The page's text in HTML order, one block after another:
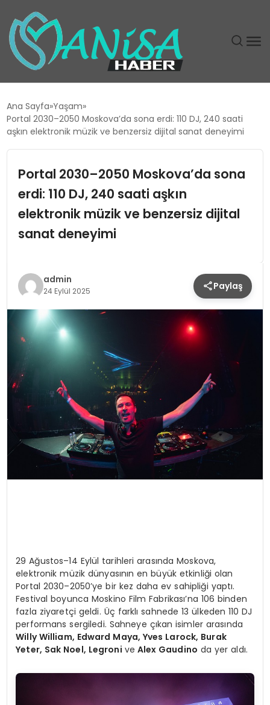
EĞITIM
GÜNDEM
MAGAZIN
SPOR
TEKNOLOJI
YAŞAM
Ana Sayfa Yaşam
Portal 2030–2050 Moskova’da sona erdi: 110 DJ, 240 saati
aşkın elektronik müzik ve benzersiz dijital sanat deneyimi
Portal 2030–2050 Moskova’da sona
erdi: 110 DJ, 240 saati aşkın
elektronik müzik ve benzersiz dijital
sanat deneyimi
admin
24 Eylül 2025 Paylaş
29 Ağustos–14 Eylül tarihleri arasında Moskova,
elektronik müzik dünyasının en büyük etkinliği olan
Portal 2030–2050’ye bir kez daha ev sahipliği yaptı.
Festival boyunca Moskino Film Fabrikası’na 106 binden
fazla ziyaretçi geldi. Üç farklı sahnede 13 ülkeden 110 DJ
performans sergiledi. Sahneye çıkan isimler arasında
Willy William, Edward Maya, Yves Larock, Burak
Yeter, Sak Noel, Legroni ve Alex Gaudino da yer aldı.